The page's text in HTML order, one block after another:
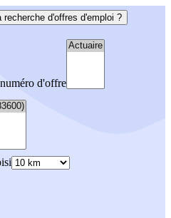
recherche d'offres d'emploi ?
d'offre